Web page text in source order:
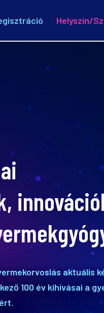
Helyszín/
aktuális
100 év kihívásai a